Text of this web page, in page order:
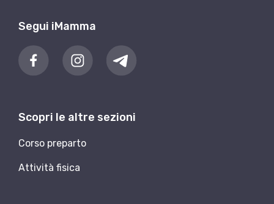
Segui iMamma
Scopri le altre sezioni
Corso preparto
Attività fisica